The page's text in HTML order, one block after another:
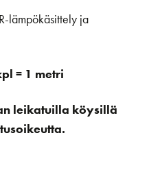
lämpökäsittely ja
= 1 metri
leikatuilla köysillä